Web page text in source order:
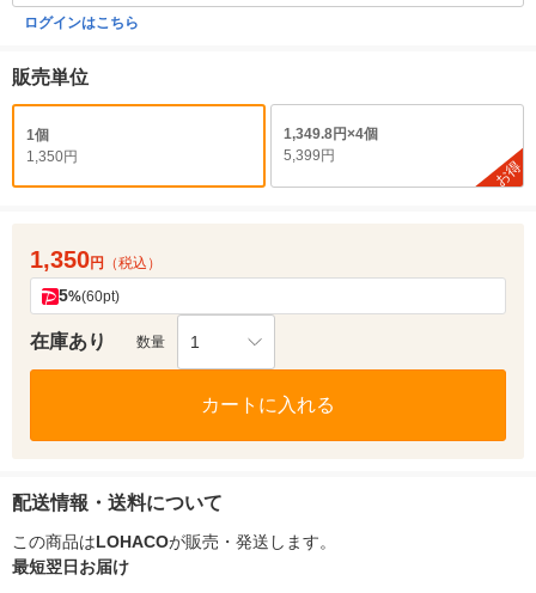
ログインはこちら
販売単位
1個
1,350円
1,349.8円×4個
5,399円
お得
1,350円 （税込）
5%(60pt)
在庫あり 数量 1
カートに入れる
配送情報・送料について
この商品はLOHACOが販売・発送します。
最短翌日お届け